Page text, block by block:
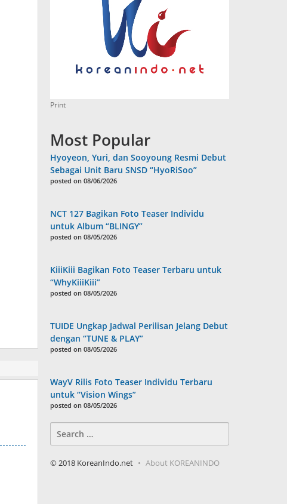
Print
Most Popular
Hyoyeon, Yuri, dan Sooyoung Resmi Debut
Sebagai Unit Baru SNSD “HyoRiSoo”
posted on 08/06/2026
NCT 127 Bagikan Foto Teaser Individu
untuk Album “BLINGY”
posted on 08/05/2026
KiiiKiii Bagikan Foto Teaser Terbaru untuk
“WhyKiiiKiii”
posted on 08/05/2026
TUIDE Ungkap Jadwal Perilisan Jelang Debut
dengan “TUNE & PLAY”
posted on 08/05/2026
WayV Rilis Foto Teaser Individu Terbaru
untuk “Vision Wings”
posted on 08/05/2026
for:
© 2018 KoreanIndo.net About KOREANINDO